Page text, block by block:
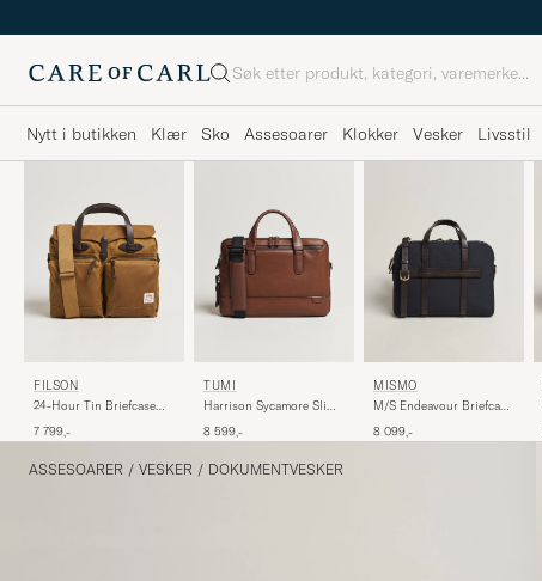
Søk
Nytt i butikken Klær Sko Assesoarer Klokker Vesker Livsstil
FILSON
24-Hour Tin Briefcase
7 799,-
TUMI
Harrison Sycamore Slim
8 599,-
MISMO
M/S Endeavour Briefcase
8 099,-
ASSESOARER / VESKER / DOKUMENTVESKER